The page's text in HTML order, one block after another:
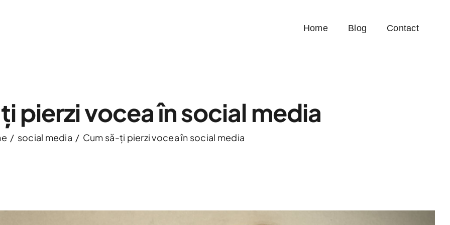
Home Blog Contact
pierzi vocea în social media
social media Cum să-ți pierzi vocea în social media